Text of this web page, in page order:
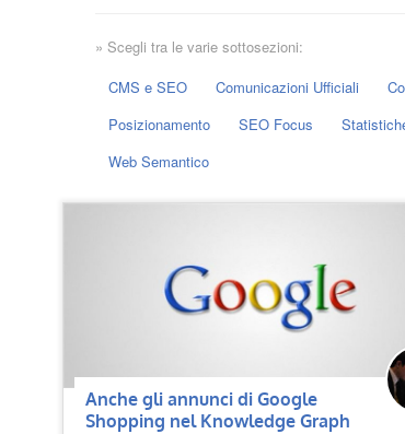
» Scegli tra le varie sottosezioni:
CMS e SEO
Comunicazioni Ufficiali
Posizionamento
SEO Focus
Web Semantico
Anche gli annunci di Google
Shopping nel Knowledge Graph